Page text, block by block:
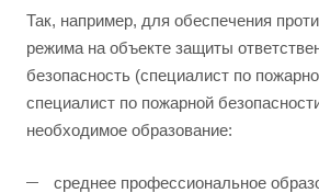
Так, например, для обеспечения
режима на объекте защиты
безопасность (специалист по
специалист по пожарной
необходимое образование:
среднее профессиональное